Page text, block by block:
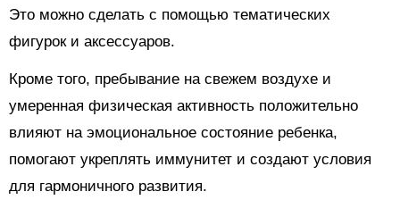
Это можно сделать с помощью тематических
фигурок и аксессуаров.
Кроме того, пребывание на свежем воздухе и
умеренная физическая активность положительно
влияют на эмоциональное состояние ребенка,
помогают укреплять иммунитет и создают условия
для гармоничного развития.